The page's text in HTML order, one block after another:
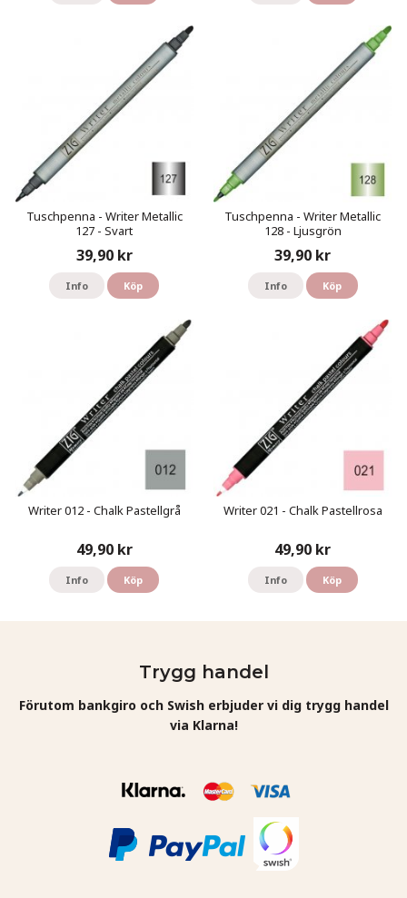
Tuschpenna - Writer Metallic
127 - Svart
39,90 kr
Info Köp
Tuschpenna - Writer Metallic
128 - Ljusgrön
39,90 kr
Info Köp
Writer 012 - Chalk Pastellgrå
49,90 kr
Info Köp
Writer 021 - Chalk Pastellrosa
49,90 kr
Info Köp
Trygg handel
Förutom bankgiro och Swish erbjuder vi dig trygg handel
via Klarna!